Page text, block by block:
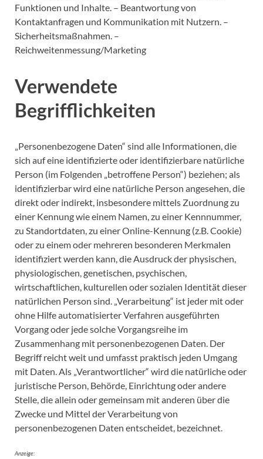
Funktionen und Inhalte. – Beantwortung von
Kontaktanfragen und Kommunikation mit Nutzern. –
Sicherheitsmaßnahmen. –
Reichweitenmessung/Marketing
Verwendete
Begrifflichkeiten
„Personenbezogene Daten“ sind alle Informationen, die
sich auf eine identifizierte oder identifizierbare natürliche
Person (im Folgenden „betroffene Person“) beziehen; als
identifizierbar wird eine natürliche Person angesehen, die
direkt oder indirekt, insbesondere mittels Zuordnung zu
einer Kennung wie einem Namen, zu einer Kennnummer,
zu Standortdaten, zu einer Online-Kennung (z.B. Cookie)
oder zu einem oder mehreren besonderen Merkmalen
identifiziert werden kann, die Ausdruck der physischen,
physiologischen, genetischen, psychischen,
wirtschaftlichen, kulturellen oder sozialen Identität dieser
natürlichen Person sind. „Verarbeitung“ ist jeder mit oder
ohne Hilfe automatisierter Verfahren ausgeführten
Vorgang oder jede solche Vorgangsreihe im
Zusammenhang mit personenbezogenen Daten. Der
Begriff reicht weit und umfasst praktisch jeden Umgang
mit Daten. Als „Verantwortlicher“ wird die natürliche oder
juristische Person, Behörde, Einrichtung oder andere
Stelle, die allein oder gemeinsam mit anderen über die
Zwecke und Mittel der Verarbeitung von
personenbezogenen Daten entscheidet, bezeichnet.
Anzeige: